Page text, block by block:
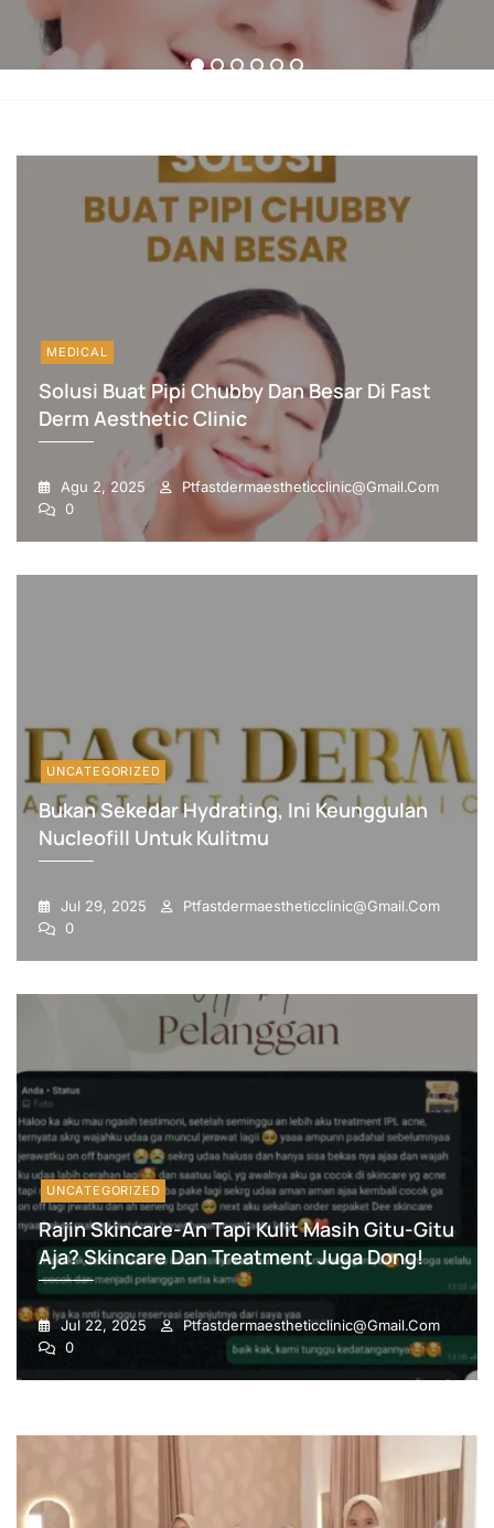
Skincare
1 2 3 4 5 6
MEDICAL
Solusi Buat Pipi Chubby Dan Besar Di Fast
Derm Aesthetic Clinic
Agu 2, 2025
Ptfastdermaestheticclinic@gmail.com
0
UNCATEGORIZED
Bukan Sekedar Hydrating, Ini Keunggulan
Nucleofill Untuk Kulitmu
Jul 29, 2025
Ptfastdermaestheticclinic@gmail.com
0
UNCATEGORIZED
Rajin Skincare-An Tapi Kulit Masih Gitu-Gitu
Aja? Skincare Dan Treatment Juga Dong!
Jul 22, 2025
Ptfastdermaestheticclinic@gmail.com
0